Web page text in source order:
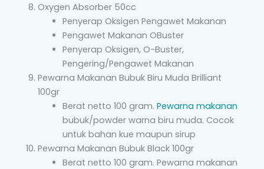
Oxygen Absorber 50cc
Penyerap Oksigen Pengawet Makanan
Pengawet Makanan OBuster
Penyerap Oksigen, O-Buster,
Pengering/Pengawet Makanan
Pewarna Makanan Bubuk Biru Muda Brilliant
100gr
Berat netto 100 gram. Pewarna makanan
bubuk/powder warna biru muda. Cocok
untuk bahan kue maupun sirup
Pewarna Makanan Bubuk Black 100gr
Berat netto 100 gram. Pewarna makanan